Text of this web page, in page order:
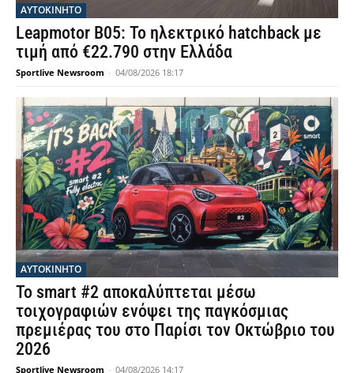
ΑΥΤΟΚΙΝΗΤΟ
Leapmotor B05: Το ηλεκτρικό hatchback με
τιμή από €22.790 στην Ελλάδα
Sportlive Newsroom - 04/08/2026 18:17
ΑΥΤΟΚΙΝΗΤΟ
Το smart #2 αποκαλύπτεται μέσω
τοιχογραφιών ενόψει της παγκόσμιας
πρεμιέρας του στο Παρίσι τον Οκτώβριο του
2026
Sportlive Newsroom - 04/08/2026 14:17